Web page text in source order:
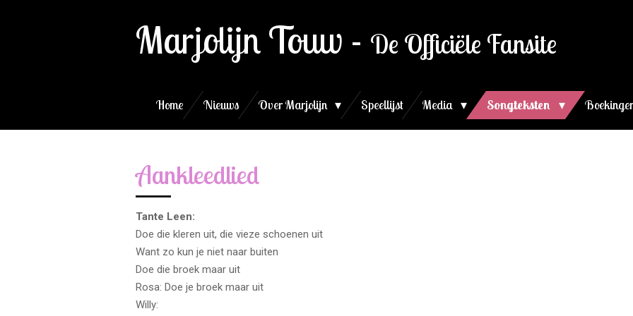
Marjolijn Touw - De Officiële Fansite
Home Nieuws Over Marjolijn Speellijst Media Songteksten
Aankleedlied
Tante Leen:
Doe die kleren uit, die vieze schoenen uit
Want zo kun je niet naar buiten
Doe die broek maar uit
Rosa: Doe je broek maar uit
Willy: